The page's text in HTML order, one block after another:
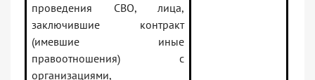
проведения СВО, лица,
заключившие контракт
(имевшие иные
правоотношения) с
организациями,